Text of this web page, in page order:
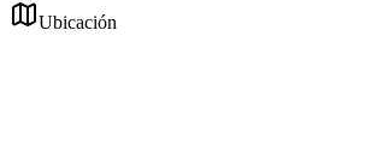
Ubicación